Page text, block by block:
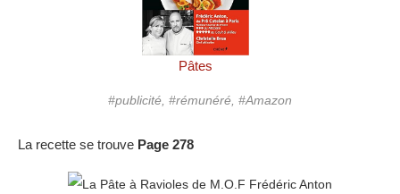
Pâtes
#publicité, #rémunéré, #Amazon
La recette se trouve Page 278